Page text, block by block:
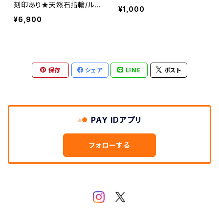
刻印あり★天然石指輪/ル
ビーシルバーリング(ruby・
鋼玉・紅玉)
¥6,900
¥1,000
保存 シェア LINE ポスト
PAY IDアプリ
フォローする